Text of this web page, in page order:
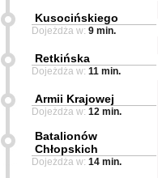
Kusocińskiego
Dojeżdża w: 9 min.
Retkińska
Dojeżdża w: 11 min.
Armii Krajowej
Dojeżdża w: 12 min.
Batalionów
Chłopskich
Dojeżdża w: 14 min.